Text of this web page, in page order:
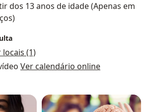
dos 13 anos de idade (Apenas em
locais (1)
Ver calendário online